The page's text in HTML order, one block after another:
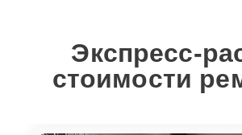
Экспресс-
стоимости